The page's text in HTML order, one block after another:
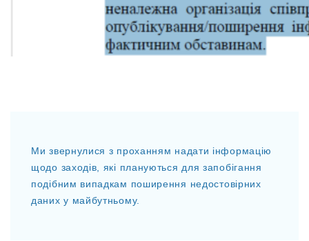
Ми звернулися з проханням надати інформацію
щодо заходів, які плануються для запобігання
подібним випадкам поширення недостовірних
даних у майбутньому.